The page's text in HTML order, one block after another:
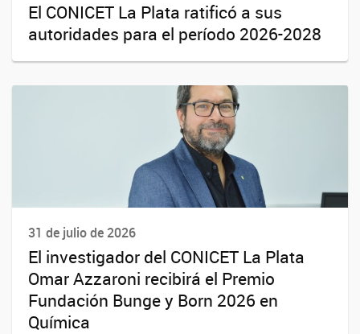
El CONICET La Plata ratificó a sus
autoridades para el período 2026-2028
31 de julio de 2026
El investigador del CONICET La Plata
Omar Azzaroni recibirá el Premio
Fundación Bunge y Born 2026 en
Química